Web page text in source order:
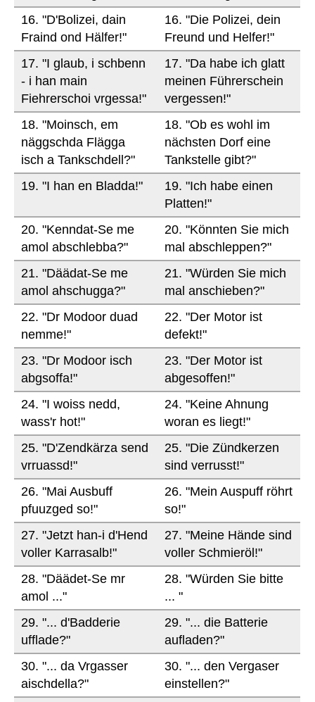
16. "D'Bolizei, dain
Fraind ond Hälfer!"
16. "Die Polizei, dein
Freund und Helfer!"
17. "I glaub, i schbenn
- i han main
Fiehrerschoi vrgessa!"
17. "Da habe ich glatt
meinen Führerschein
vergessen!"
18. "Moinsch, em
näggschda Flägga
isch a Tankschdell?"
18. "Ob es wohl im
nächsten Dorf eine
Tankstelle gibt?"
19. "I han en Bladda!"
19. "Ich habe einen
Platten!"
20. "Kenndat-Se me
amol abschlebba?"
20. "Könnten Sie mich
mal abschleppen?"
21. "Däädat-Se me
amol ahschugga?"
21. "Würden Sie mich
mal anschieben?"
22. "Dr Modoor duad
nemme!"
22. "Der Motor ist
defekt!"
23. "Dr Modoor isch
abgsoffa!"
23. "Der Motor ist
abgesoffen!"
24. "I woiss nedd,
wass'r hot!"
24. "Keine Ahnung
woran es liegt!"
25. "D'Zendkärza send
vrruassd!"
25. "Die Zündkerzen
sind verrusst!"
26. "Mai Ausbuff
pfuuzged so!"
26. "Mein Auspuff röhrt
so!"
27. "Jetzt han-i d'Hend
voller Karrasalb!"
27. "Meine Hände sind
voller Schmieröl!"
28. "Däädet-Se mr
amol ..."
28. "Würden Sie bitte
... "
29. "... d'Badderie
ufflade?"
29. "... die Batterie
aufladen?"
30. "... da Vrgasser
aischdella?"
30. "... den Vergaser
einstellen?"